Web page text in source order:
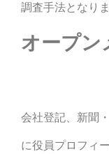
調査手法となりま
オープン
会社登記、新聞
に役員プロフィ